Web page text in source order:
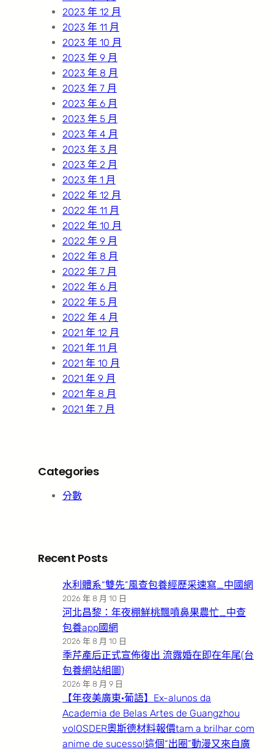
2023 年 12 月
2023 年 11 月
2023 年 10 月
2023 年 9 月
2023 年 8 月
2023 年 7 月
2023 年 6 月
2023 年 5 月
2023 年 4 月
2023 年 3 月
2023 年 2 月
2023 年 1 月
2022 年 12 月
2022 年 11 月
2022 年 10 月
2022 年 9 月
2022 年 8 月
2022 年 7 月
2022 年 6 月
2022 年 5 月
2022 年 4 月
2021 年 12 月
2021 年 11 月
2021 年 10 月
2021 年 9 月
2021 年 8 月
2021 年 7 月
Categories
分數
Recent Posts
水利體系“雙先”風查包養經歷采速寫_中國網
2026 年 8 月 10 日
河北昌黎：年夜棚鮮桃飄噴鼻果農忙_中查
包養app國網
2026 年 8 月 10 日
季芹產后正式宣佈復出 流露婚在即在年尾(台
包養網站組圖)
2026 年 8 月 9 日
【年夜美廣東·葡語】Ex-alunos da
Academia de Belas Artes de Guangzhou
volOSDER奧斯德材料報價tam a brilhar com
anime de sucesso!這個“出圈”動漫又來自廣